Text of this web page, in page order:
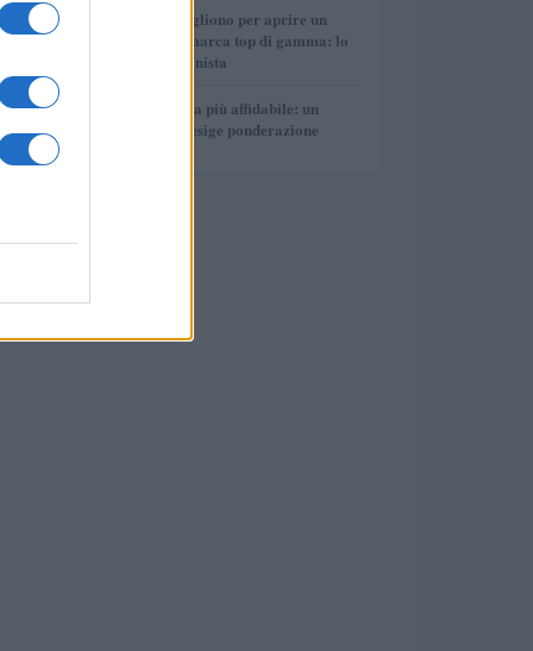
4
Quanti soldi ci vogliono per aprire un
autosalone multimarca top di gamma: lo
spiega il professionista
5
La macchina usata più affidabile: un
investimento che esige ponderazione